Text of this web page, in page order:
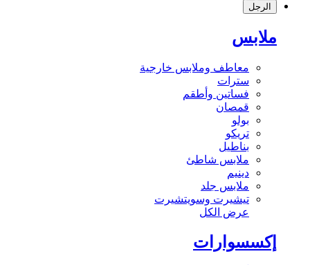
الرجل
ملابس
معاطف وملابس خارجية
سترات
فساتين وأطقم
قمصان
بولو
تريكو
بناطيل
ملابس شاطئ
دينيم
ملابس جلد
تيشيرت وسويتشيرت
عرض الكل
إكسسوارات